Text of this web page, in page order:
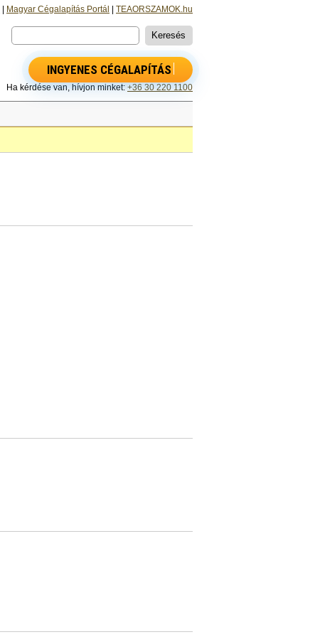
Magyar Cégalapítás Portál TEAORSZAMOK.hu
INGYENES CÉGALAPÍTÁS
Ha kérdése van, hívjon minket:+36 30 220 1100